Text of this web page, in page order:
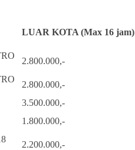
LUAR KOTA (Max 16 jam)
2.800.000,-
2.800.000,-
3.500.000,-
1.800.000,-
2.200.000,-